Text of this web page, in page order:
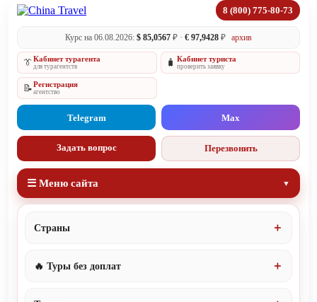
8 (800) 775-80-73
Курс на 06.08.2026: $ 85,0567 ₽ · € 97,9428 ₽ архив
👔Кабинет турагента
для турагентств 🧳 Кабинет туриста
проверить заявку
📝Регистрация
агентство
Telegram Max
Задать вопрос Перезвонить
☰ Меню сайта
Страны
🔥 Туры без доплат